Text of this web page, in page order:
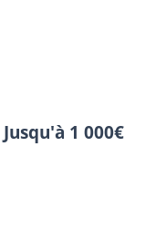
Jusqu'à 1 000€